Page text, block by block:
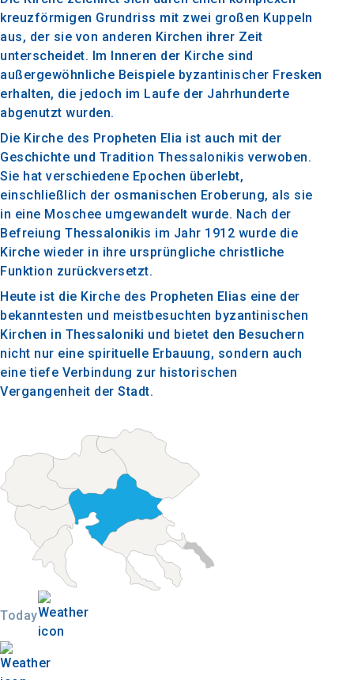
kreuzförmigen Grundriss mit zwei großen Kuppeln
aus, der sie von anderen Kirchen ihrer Zeit
unterscheidet. Im Inneren der Kirche sind
außergewöhnliche Beispiele byzantinischer Fresken
erhalten, die jedoch im Laufe der Jahrhunderte
abgenutzt wurden.
Die Kirche des Propheten Elia ist auch mit der
Geschichte und Tradition Thessalonikis verwoben.
Sie hat verschiedene Epochen überlebt,
einschließlich der osmanischen Eroberung, als sie
in eine Moschee umgewandelt wurde. Nach der
Befreiung Thessalonikis im Jahr 1912 wurde die
Kirche wieder in ihre ursprüngliche christliche
Funktion zurückversetzt.
Heute ist die Kirche des Propheten Elias eine der
bekanntesten und meistbesuchten byzantinischen
Kirchen in Thessaloniki und bietet den Besuchern
nicht nur eine spirituelle Erbauung, sondern auch
eine tiefe Verbindung zur historischen
Vergangenheit der Stadt.
Today